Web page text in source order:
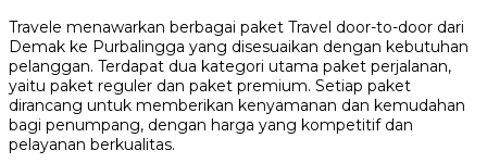
Travele menawarkan berbagai paket Travel door-to-door dari
Demak ke Purbalingga yang disesuaikan dengan kebutuhan
pelanggan. Terdapat dua kategori utama paket perjalanan,
yaitu paket reguler dan paket premium. Setiap paket
dirancang untuk memberikan kenyamanan dan kemudahan
bagi penumpang, dengan harga yang kompetitif dan
pelayanan berkualitas.